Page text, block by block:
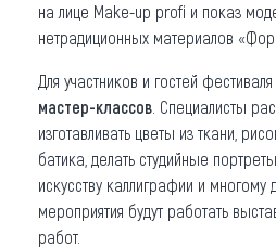
на лице Make-up profi и показ
нетрадиционных материалов
Для участников и гостей
мастер-классов . Специалисты
изготавливать цветы из ткани,
батика, делать студийные
искусству каллиграфии и многому
мероприятия будут работать
работ.